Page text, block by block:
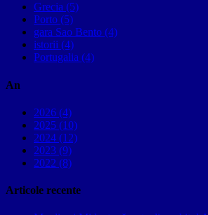
Grecia (5)
Porto (5)
gara Sao Bento (4)
istorii (4)
Portugalia (4)
An
2026 (4)
2025 (10)
2024 (12)
2023 (9)
2022 (8)
Articole recente